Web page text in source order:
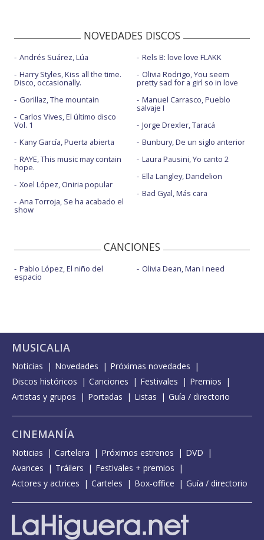
NOVEDADES DISCOS
Andrés Suárez, Lúa
Harry Styles, Kiss all the time.
Disco, occasionally.
Gorillaz, The mountain
Carlos Vives, El último disco
Vol. 1
Kany García, Puerta abierta
RAYE, This music may contain
hope.
Xoel López, Oniria popular
Ana Torroja, Se ha acabado el
show
Rels B: love love FLAKK
Olivia Rodrigo, You seem
pretty sad for a girl so in love
Manuel Carrasco, Pueblo
salvaje I
Jorge Drexler, Taracá
Bunbury, De un siglo anterior
Laura Pausini, Yo canto 2
Ella Langley, Dandelion
Bad Gyal, Más cara
CANCIONES
Pablo López, El niño del
espacio
Olivia Dean, Man I need
MUSICALIA
Noticias Novedades
Próximas novedades
Discos históricos
Canciones Festivales
Premios
Artistas y grupos
Portadas Listas Guía / directorio
CINEMANÍA
Noticias Cartelera Próximos estrenos
DVD
Avances
Tráilers
Festivales + premios
Actores y actrices
Carteles Box-office Guía / directorio